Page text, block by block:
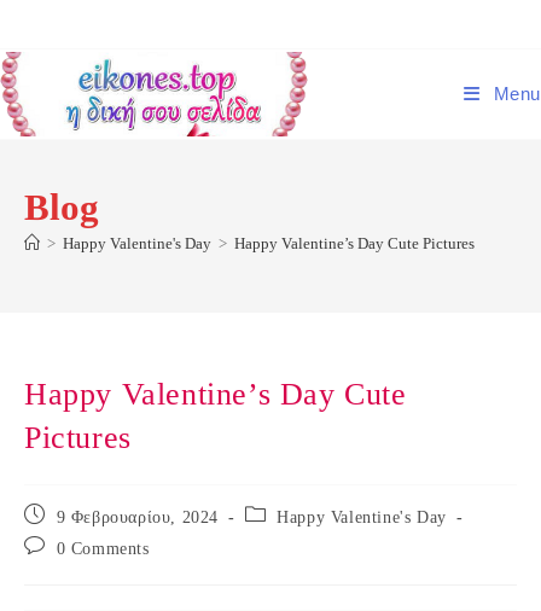
content
Menu
Blog
> Happy Valentine's Day > Happy Valentine’s Day Cute Pictures
Happy Valentine’s Day Cute
Pictures
Post
published:
9 Φεβρουαρίου, 2024
Post Happy Valentine's Day
Post
0 Comments